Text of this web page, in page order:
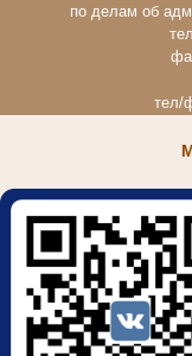
по делам об
тел/